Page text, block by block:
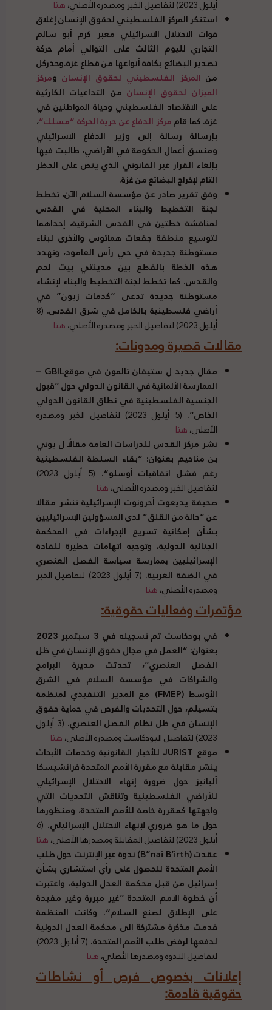
أيلول 2023) لتفاصيل الخبر ومصدره الأصلي،
هنا
استنكر المركز الفلسطيني لحقوق الإنسان إغلاق
قوات الاحتلال الإسرائيلي معبر كرم أبو سالم
التجاري لليوم الثالث على التوالي أمام حركة
تصدير البضائع بكافة أنواعها من قطاع غزة.وحذركل
من المركز الفلسطيني لحقوق الإنسانومركز
الميزان لحقوق الإنسانمن التداعيات الكارثية
على الاقتصاد الفلسطيني وحياة المواطنين في
غزة.كما قاممركز الدفاع عن حرية الحركة“مسلك“،
بإرسالة رسالة إلى وزير الدفاع الإسرائيلي
ومنسق أعمال الحكومة في الأراضي، طالبت فيها
بإلغاء القرار غير القانوني الذي ينص على الحظر
التام لإخراج البضائع من غزة.
وفق تقرير صادر عن مؤسسة السلام الآن، تخطط
لجنة التخطيط والبناء المحلية في القدس
لمناقشة خطتين في القدس الشرقية، إحداهما
لتوسيع منطقة جفعات هماتوس والأخرى لبناء
مستوطنة جديدة في حي رأس العامود، وتهدد
هذه الخطة بالقطع بين مدينتي بيت لحم
والقدس. كما تخطط لجنة التخطيط والبناء لإنشاء
مستوطنة جديدة تدعى “كدمات زيون” في
أراضي فلسطينية بالكامل في شرق القدس.
(8
أيلول 2023) لتفاصيل الخبر ومصدره الأصلي،
هنا
مقالات قصيرة ومدونات:
مقال جديد ل ستيفان تالمون في موقعGBIL
–
الممارسة الألمانية في القانون الدولي حول“قبول
الجنسية الفلسطينية في نطاق القانون الدولي
الخاص“.
(5 أيلول 2023) لتفاصيل الخبر ومصدره
الأصلي،هنا
نشر مركز القدس للدراسات العامة مقالًا ل يوني
بن مناحيم بعنوان: “بقاء السلطة الفلسطينية
رغم فشل اتفاقيات أوسلو“.
(5 أيلول 2023)
لتفاصيل الخبر ومصدره الأصلي،هنا
صحيفة يديعوت أحرونوت الإسرائيلية تنشر مقالا
عن“حالة من القلق” لدى المسؤولين الإسرائيليين
بشأن إمكانية تسريع الإجراءات في المحكمة
الجنائية الدولية، وتوجيه اتهامات خطيرة للقادة
الإسرائيليين بممارسة سياسة الفصل العنصري
في الضفة الغربية.
(7 أيلول 2023) لتفاصيل الخبر
ومصدره الأصلي،هنا
مؤتمرات وفعاليات حقوقية:
في بودكاست تم تسجيله في 3 سبتمبر 2023
بعنوان: “العمل في مجال حقوق الإنسان في ظل
الفصل العنصري“، تحدثت مديرة البرامج
والشراكات في مؤسسة السلام في الشرق
الأوسط(
FMEP
) مع المدير التنفيذي لمنظمة
بتسيلم، حول التحديات والفرص في حماية حقوق
الإنسان في ظل نظام الفصل العنصري.
(3 أيلول
2023) لتفاصيل البودكاست ومصدره الأصلي،
هنا
موقع JURIST للأخبار القانونية وخدمات الأبحاث
ينشر مقابلة مع مقررة الأمم المتحدة فرانشيسكا
ألبانيز حول ضرورة إنهاء الاحتلال الإسرائيلي
للأراضي الفلسطينية وتناقش التحديات التي
واجهتها كمقررة خاصة للأمم المتحدة، ومنظورها
حول ما هو ضروري لإنهاء الاحتلال الإسرائيلي.
(6
أيلول 2023) لتفاصيل المقابلة ومصدرها الأصلي،
هنا
عقدت(
B”nai B’irth
)ندوة عبر الإنترنت حول طلب
الأمم المتحدة للحصول على رأي استشاري بشأن
إسرائيل من قبل محكمة العدل الدولية، واعتبرت
أن خطوة الأمم المتحدة “غير مبررة وغير مفيدة
على الإطلاق لصنع السلام“. وكانت المنظمة
قدمت مذكرة مشتركة إلى محكمة العدل الدولية
لدفعها لرفض طلب الأمم المتحدة.
(7 أيلول 2023)
لتفاصيل الندوة ومصدرها الأصلي،هنا
إعلانات بخصوص فرص أو نشاطات
حقوقية قادمة: